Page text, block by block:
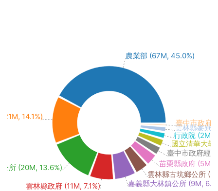
農業部 (67M, 45.0%)
14.1%)
所 (20M, 13.6%)
雲林縣政府 (11M, 7.1%)
嘉義縣大林鎮公所 (9M,
雲林縣古坑鄉公所
苗栗縣政府 (5M,
臺中市政府經
國立清華大學
行政院 (2M,
雲林縣麥寮
臺中市政府